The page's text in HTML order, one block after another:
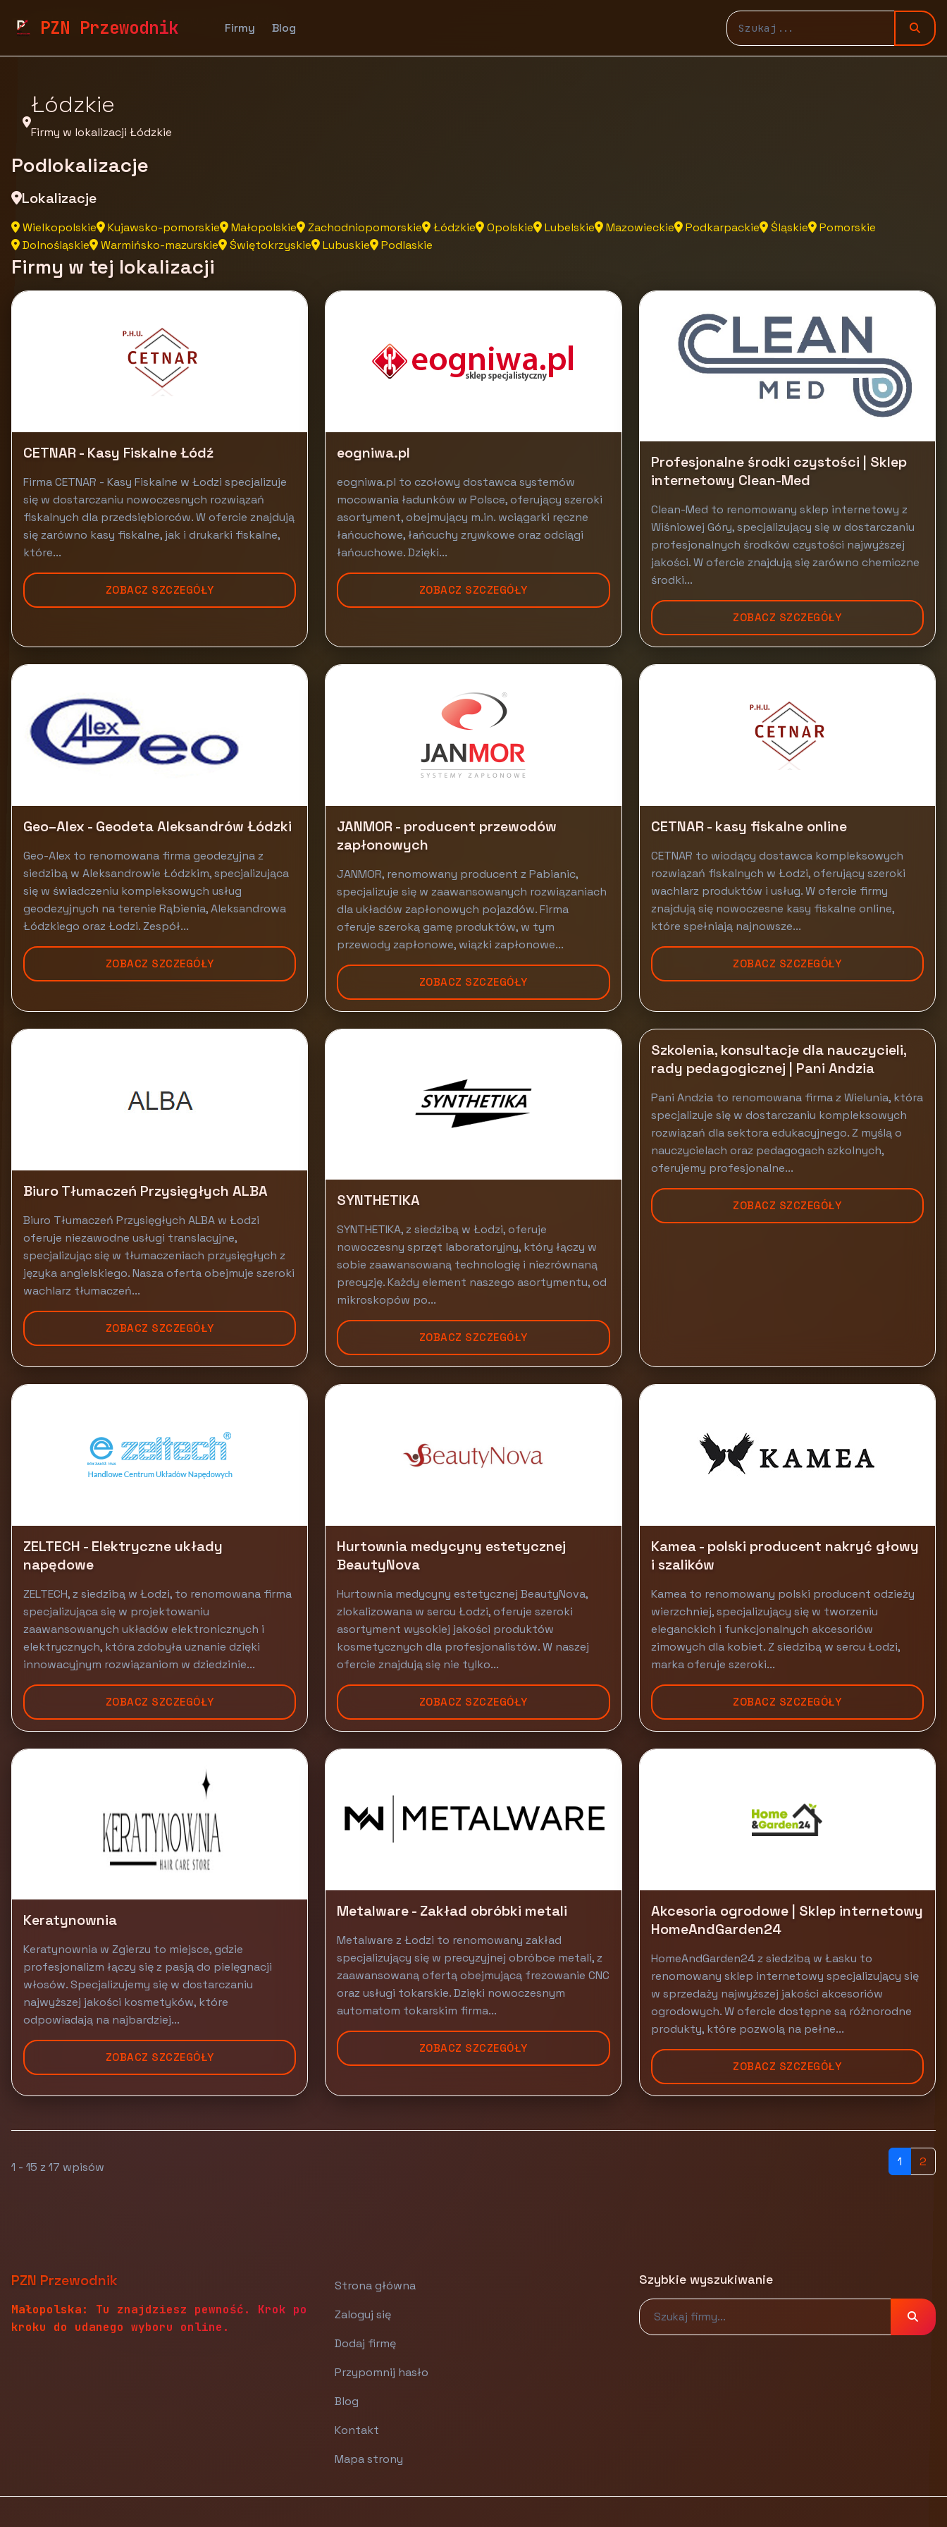
PZN Przewodnik Firmy Blog
pzn.malopolska.pl Firmy Firmy z województwa
Łódzkie
Firmy w lokalizacji Łódzkie
Podlokalizacje
Lokalizacje
Wielkopolskie Kujawsko-pomorskie Małopolskie Zachodniopomorskie Łódzkie Opolskie Lubelskie Mazowieckie Podkarpackie Śląskie
Pomorskie
Dolnośląskie
Warmińsko-mazurskie Świętokrzyskie Lubuskie Podlaskie
Firmy w tej lokalizacji
CETNAR - Kasy Fiskalne Łódź
Firma CETNAR - Kasy Fiskalne w Łodzi specjalizuje
się w dostarczaniu nowoczesnych rozwiązań
fiskalnych dla przedsiębiorców. W ofercie znajdują
się zarówno kasy fiskalne, jak i drukarki fiskalne,
które...
ZOBACZ SZCZEGÓŁY
eogniwa.pl
eogniwa.pl to czołowy dostawca systemów
mocowania ładunków w Polsce, oferujący szeroki
asortyment, obejmujący m.in. wciągarki ręczne
łańcuchowe, łańcuchy zrywkowe oraz odciągi
łańcuchowe. Dzięki...
ZOBACZ SZCZEGÓŁY
Profesjonalne środki czystości | Sklep
internetowy Clean-Med
Clean-Med to renomowany sklep internetowy z
Wiśniowej Góry, specjalizujący się w dostarczaniu
profesjonalnych środków czystości najwyższej
jakości. W ofercie znajdują się zarówno chemiczne
środki...
ZOBACZ SZCZEGÓŁY
Geo–Alex - Geodeta Aleksandrów Łódzki
Geo-Alex to renomowana firma geodezyjna z
siedzibą w Aleksandrowie Łódzkim, specjalizująca
się w świadczeniu kompleksowych usług
geodezyjnych na terenie Rąbienia, Aleksandrowa
Łódzkiego oraz Łodzi. Zespół...
ZOBACZ SZCZEGÓŁY
JANMOR - producent przewodów
zapłonowych
JANMOR, renomowany producent z Pabianic,
specjalizuje się w zaawansowanych rozwiązaniach
dla układów zapłonowych pojazdów. Firma
oferuje szeroką gamę produktów, w tym
przewody zapłonowe, wiązki zapłonowe...
ZOBACZ SZCZEGÓŁY
CETNAR - kasy fiskalne online
CETNAR to wiodący dostawca kompleksowych
rozwiązań fiskalnych w Łodzi, oferujący szeroki
wachlarz produktów i usług. W ofercie firmy
znajdują się nowoczesne kasy fiskalne online,
które spełniają najnowsze...
ZOBACZ SZCZEGÓŁY
Biuro Tłumaczeń Przysięgłych ALBA
Biuro Tłumaczeń Przysięgłych ALBA w Łodzi
oferuje niezawodne usługi translacyjne,
specjalizując się w tłumaczeniach przysięgłych z
języka angielskiego. Nasza oferta obejmuje szeroki
wachlarz tłumaczeń...
ZOBACZ SZCZEGÓŁY
SYNTHETIKA
SYNTHETIKA, z siedzibą w Łodzi, oferuje
nowoczesny sprzęt laboratoryjny, który łączy w
sobie zaawansowaną technologię i niezrównaną
precyzję. Każdy element naszego asortymentu, od
mikroskopów po...
ZOBACZ SZCZEGÓŁY
Szkolenia, konsultacje dla nauczycieli,
rady pedagogicznej | Pani Andzia
Pani Andzia to renomowana firma z Wielunia, która
specjalizuje się w dostarczaniu kompleksowych
rozwiązań dla sektora edukacyjnego. Z myślą o
nauczycielach oraz pedagogach szkolnych,
oferujemy profesjonalne...
ZOBACZ SZCZEGÓŁY
ZELTECH - Elektryczne układy
napędowe
ZELTECH, z siedzibą w Łodzi, to renomowana firma
specjalizująca się w projektowaniu
zaawansowanych układów elektronicznych i
elektrycznych, która zdobyła uznanie dzięki
innowacyjnym rozwiązaniom w dziedzinie...
ZOBACZ SZCZEGÓŁY
Hurtownia medycyny estetycznej
BeautyNova
Hurtownia medycyny estetycznej BeautyNova,
zlokalizowana w sercu Łodzi, oferuje szeroki
asortyment wysokiej jakości produktów
kosmetycznych dla profesjonalistów. W naszej
ofercie znajdują się nie tylko...
ZOBACZ SZCZEGÓŁY
Kamea - polski producent nakryć głowy
i szalików
Kamea to renomowany polski producent odzieży
wierzchniej, specjalizujący się w tworzeniu
eleganckich i funkcjonalnych akcesoriów
zimowych dla kobiet. Z siedzibą w sercu Łodzi,
marka oferuje szeroki...
ZOBACZ SZCZEGÓŁY
Keratynownia
Keratynownia w Zgierzu to miejsce, gdzie
profesjonalizm łączy się z pasją do pielęgnacji
włosów. Specjalizujemy się w dostarczaniu
najwyższej jakości kosmetyków, które
odpowiadają na najbardziej...
ZOBACZ SZCZEGÓŁY
Metalware - Zakład obróbki metali
Metalware z Łodzi to renomowany zakład
specjalizujący się w precyzyjnej obróbce metali, z
zaawansowaną ofertą obejmującą frezowanie CNC
oraz usługi tokarskie. Dzięki nowoczesnym
automatom tokarskim firma...
ZOBACZ SZCZEGÓŁY
Akcesoria ogrodowe | Sklep internetowy
HomeAndGarden24
HomeAndGarden24 z siedzibą w Łasku to
renomowany sklep internetowy specjalizujący się
w sprzedaży najwyższej jakości akcesoriów
ogrodowych. W ofercie dostępne są różnorodne
produkty, które pozwolą na pełne...
ZOBACZ SZCZEGÓŁY
1 - 15 z 17 wpisów 1 2
PZN Przewodnik
Małopolska: Tu znajdziesz pewność. Krok po
kroku do udanego wyboru online.
Strona główna
Zaloguj się
Dodaj firmę
Przypomnij hasło
Blog
Kontakt
Mapa strony
Szybkie wyszukiwanie